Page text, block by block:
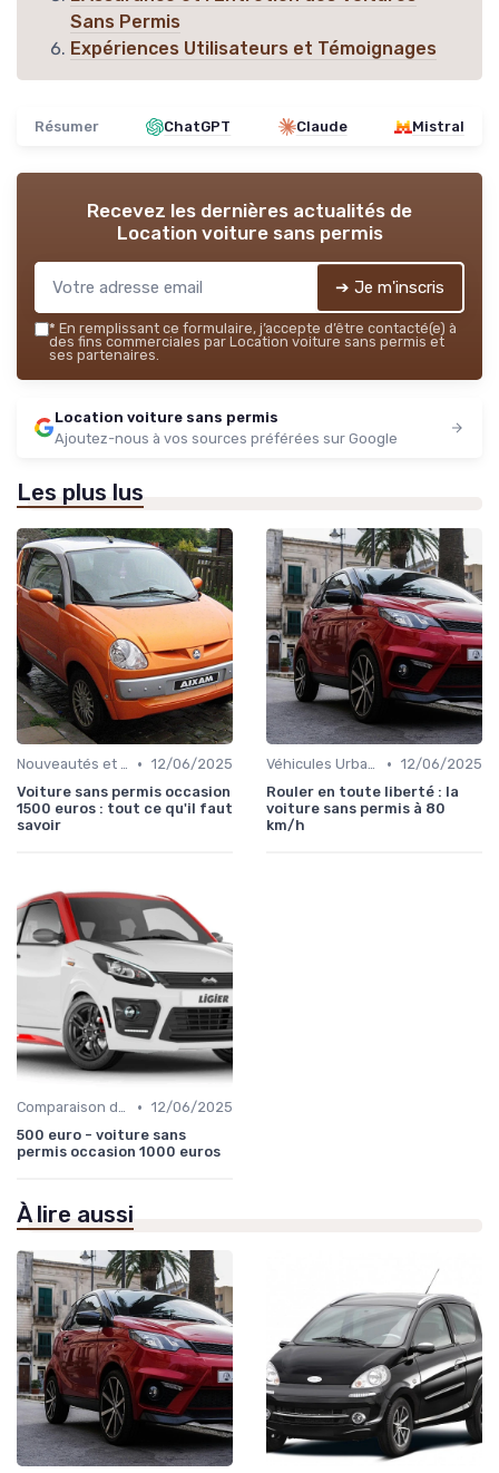
Sans Permis
Expériences Utilisateurs et Témoignages
Résumer ChatGPT Claude Mistral
Recevez les dernières actualités de
Location voiture sans permis
➔ Je m'inscris
* En remplissant ce formulaire, j’accepte d’être contacté(e) à
des fins commerciales par Location voiture sans permis et
ses partenaires.
Location voiture sans permis
Ajoutez-nous à vos sources préférées sur Google
Les plus lus
Nouveautés et Tendances • 12/06/2025
Voiture sans permis occasion
1500 euros : tout ce qu'il faut
savoir
Véhicules Urbains • 12/06/2025
Rouler en toute liberté : la
voiture sans permis à 80
km/h
Comparaison des Modèles • 12/06/2025
500 euro - voiture sans
permis occasion 1000 euros
À lire aussi